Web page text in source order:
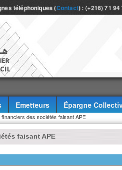
téléphoniques (Contact) : (+216) 71
Emetteurs
Épargne
financiers des sociétés faisant APE
faisant APE